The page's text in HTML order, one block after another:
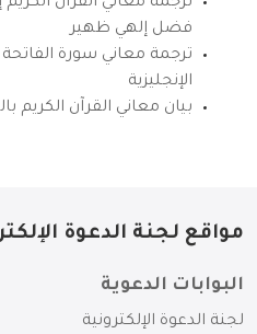
فضل إلهي ظهير
ترجمة معاني سورة الفاتحة
الإنجليزية
بيان معاني القرآن الكريم
مواقع لجنة الدعوة
البوابات الدعوية
لجنة الدعوة الإلكترونية